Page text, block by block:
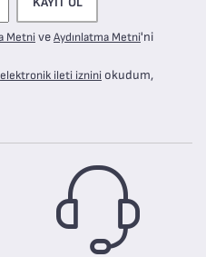
MetniveAydınlatma Metni'ni
elektronik ileti iznini okudum,